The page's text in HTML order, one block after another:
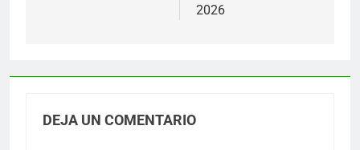
2026
DEJA UN COMENTARIO